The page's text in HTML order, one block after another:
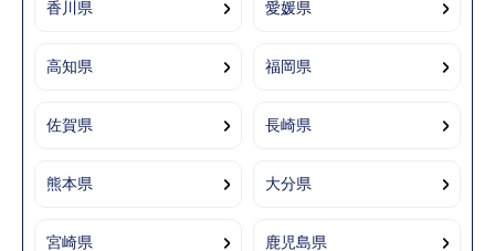
香川県 愛媛県
高知県 福岡県
佐賀県 長崎県
熊本県 大分県
宮崎県 鹿児島県